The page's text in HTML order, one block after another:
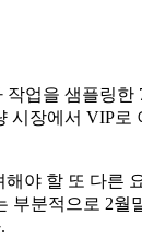
업을 샘플링
장에서 VIP
야 할 또 다른
부분적으로 2